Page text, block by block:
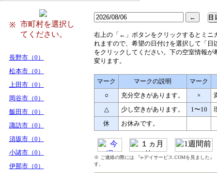
※
市町村を選択し
てください。
長野市（0）
松本市（0）
上田市（0）
岡谷市（0）
飯田市（0）
諏訪市（0）
須坂市（0）
小諸市（0）
伊那市（0）
右上の「←」ボタンをクリックするとミニ
れますので、希望の日付けを選択して「日
をクリックしてください。下の空室情報が
変ります。
マーク マークの説明
マーク
○
充分空きがあります。 ×
△
少し空きがあります。 1〜10
休
お休みです。
※ ご連絡の際には 『e-デイサービス.COMを見ました
す。